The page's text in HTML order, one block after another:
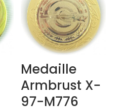
Medaille
Armbrust X-
97-M776